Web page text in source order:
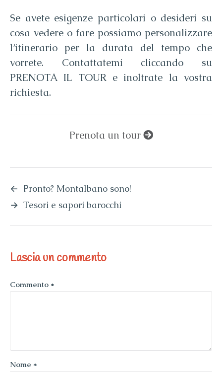
Se avete esigenze particolari o desideri su
cosa vedere o fare possiamo personalizzare
l’itinerario per la durata del tempo che
vorrete. Contattatemi cliccando su
PRENOTA IL TOUR e inoltrate la vostra
richiesta.
Prenota un tour
← Pronto? Montalbano sono!
→ Tesori e sapori barocchi
Lascia un commento
Commento *
Nome *